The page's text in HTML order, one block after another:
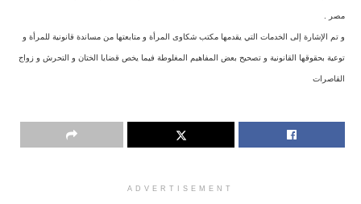
مصر .
و تم الإشارة إلى الخدمات التي يقدمها مكتب شكاوى المرأة و متابعتها من مساندة قانونية للمرأة و
توعية بحقوقها القانونية و تصحيح بعض المفاهيم المغلوطة فيما يخص قضايا الختان و التحرش و زواج
القاصرات
ADVERTISEMENT